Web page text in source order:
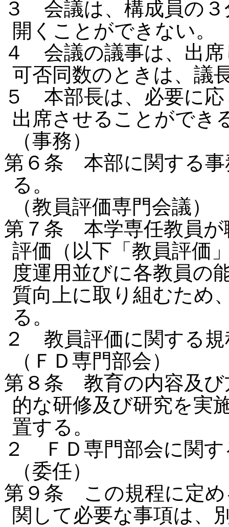
３ 会議は、構成員の
開くことができない。
４ 会議の議事は、出席
可否同数のときは、議
５ 本部長は、必要に応
出席させることができ
（事務）
第６条 本部に関する事
る。
（教員評価専門会議）
第７条 本学専任教員が
評価（以下「教員評価
度運用並びに各教員の
質向上に取り組むため
る。
２ 教員評価に関する
（ＦＤ専門部会）
第８条 教育の内容及び
的な研修及び研究を実
置する。
２ ＦＤ専門部会に関
（委任）
第９条 この規程に定め
関して必要な事項は、